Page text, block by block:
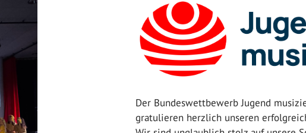
Der Bundeswettbewerb Jugend
gratulieren herzlich unseren